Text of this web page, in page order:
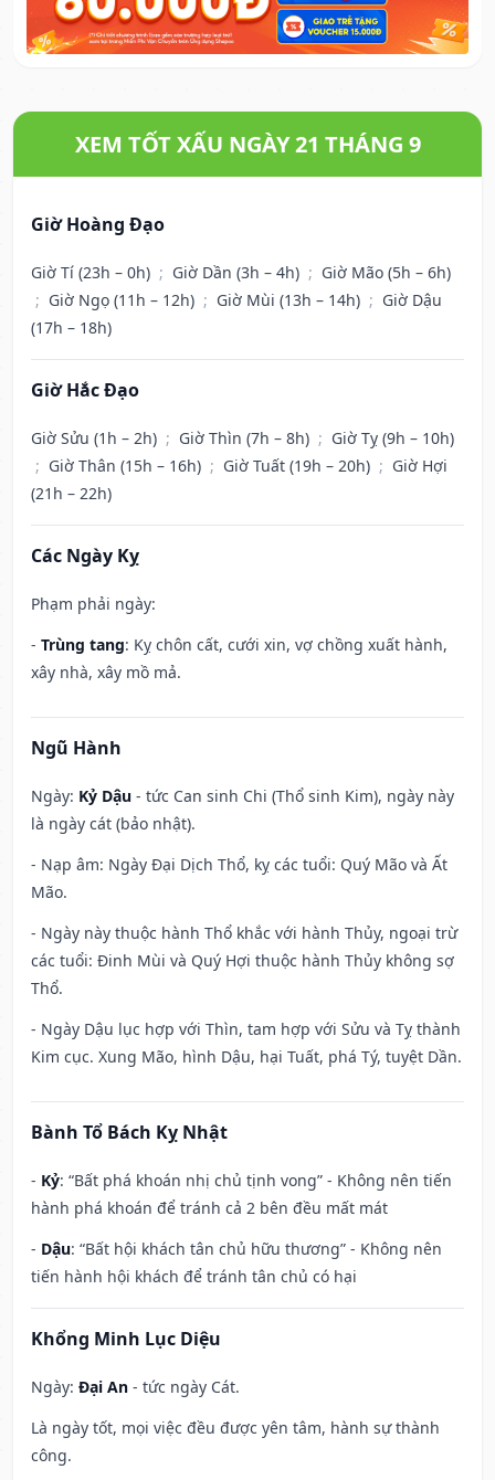
XEM TỐT XẤU NGÀY 21 THÁNG 9
Giờ Hoàng Đạo
Giờ Tí (23h – 0h) ; Giờ Dần (3h – 4h) ; Giờ Mão (5h – 6h)
; Giờ Ngọ (11h – 12h) ; Giờ Mùi (13h – 14h) ; Giờ Dậu
(17h – 18h)
Giờ Hắc Đạo
Giờ Sửu (1h – 2h) ; Giờ Thìn (7h – 8h) ; Giờ Tỵ (9h – 10h)
; Giờ Thân (15h – 16h) ; Giờ Tuất (19h – 20h) ; Giờ Hợi
(21h – 22h)
Các Ngày Kỵ
Phạm phải ngày:
- Trùng tang: Kỵ chôn cất, cưới xin, vợ chồng xuất hành,
xây nhà, xây mồ mả.
Ngũ Hành
Ngày: Kỷ Dậu - tức Can sinh Chi (Thổ sinh Kim), ngày này
là ngày cát (bảo nhật).
- Nạp âm: Ngày Đại Dịch Thổ, kỵ các tuổi: Quý Mão và Ất
Mão.
- Ngày này thuộc hành Thổ khắc với hành Thủy, ngoại trừ
các tuổi: Đinh Mùi và Quý Hợi thuộc hành Thủy không sợ
Thổ.
- Ngày Dậu lục hợp với Thìn, tam hợp với Sửu và Tỵ thành
Kim cục. Xung Mão, hình Dậu, hại Tuất, phá Tý, tuyệt Dần.
Bành Tổ Bách Kỵ Nhật
- Kỷ: “Bất phá khoán nhị chủ tịnh vong” - Không nên tiến
hành phá khoán để tránh cả 2 bên đều mất mát
- Dậu: “Bất hội khách tân chủ hữu thương” - Không nên
tiến hành hội khách để tránh tân chủ có hại
Khổng Minh Lục Diệu
Ngày: Đại An - tức ngày Cát.
Là ngày tốt, mọi việc đều được yên tâm, hành sự thành
công.